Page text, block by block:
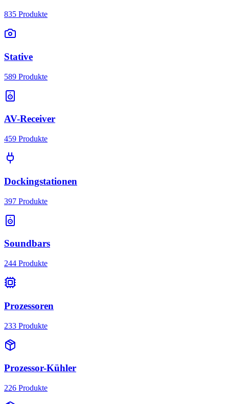
835 Produkte
Stative
589 Produkte
AV-Receiver
459 Produkte
Dockingstationen
397 Produkte
Soundbars
244 Produkte
Prozessoren
233 Produkte
Prozessor-Kühler
226 Produkte